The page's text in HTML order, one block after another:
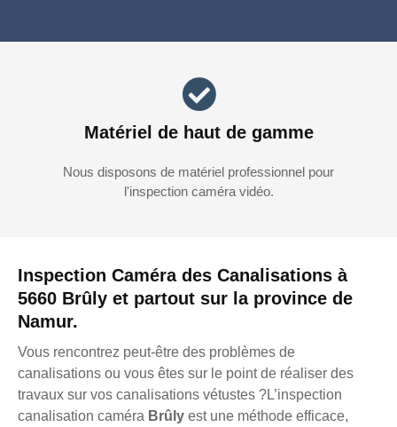
Inspection Caméra des Canalisations à
5660 Brûly et partout sur la province de
Namur.
Vous rencontrez peut-être des problèmes de
canalisations ou vous êtes sur le point de réaliser des
travaux sur vos canalisations vétustes ?L’inspection
canalisation caméra Brûly est une méthode efficace,
Matériel de haut de gamme
Nous disposons de matériel professionnel pour
l'inspection caméra vidéo.